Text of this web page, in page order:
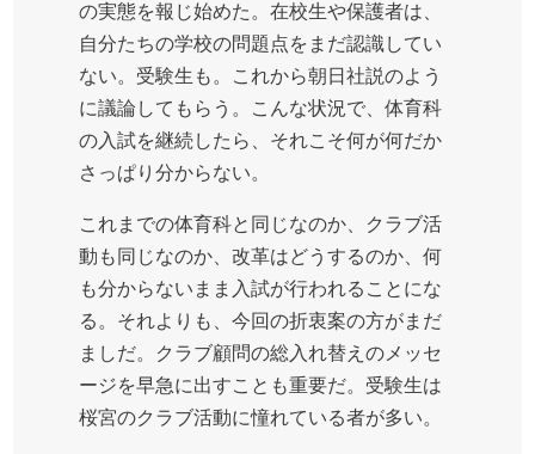
の実態を報じ始めた。在校生や保護者は、
自分たちの学校の問題点をまだ認識してい
ない。受験生も。これから朝日社説のよう
に議論してもらう。こんな状況で、体育科
の入試を継続したら、それこそ何が何だか
さっぱり分からない。
これまでの体育科と同じなのか、クラブ活
動も同じなのか、改革はどうするのか、何
も分からないまま入試が行われることにな
る。それよりも、今回の折衷案の方がまだ
ましだ。クラブ顧問の総入れ替えのメッセ
ージを早急に出すことも重要だ。受験生は
桜宮のクラブ活動に憧れている者が多い。